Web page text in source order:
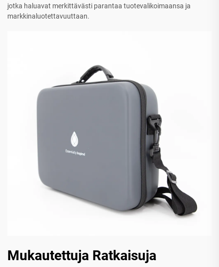
jotka haluavat merkittävästi parantaa tuotevalikoimaansa ja
markkinaluotettavuuttaan.
Mukautettuja Ratkaisuja